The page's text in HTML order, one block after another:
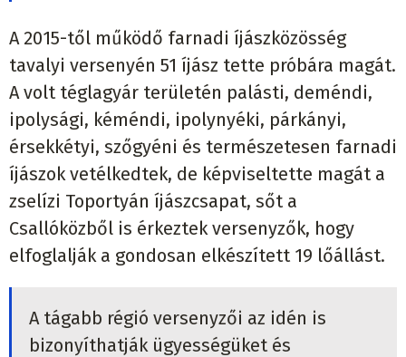
A 2015-től működő farnadi íjászközösség
tavalyi versenyén 51 íjász tette próbára magát.
A volt téglagyár területén palásti, deméndi,
ipolysági, kéméndi, ipolynyéki, párkányi,
érsekkétyi, szőgyéni és természetesen farnadi
íjászok vetélkedtek, de képviseltette magát a
zselízi Toportyán íjászcsapat, sőt a
Csallóközből is érkeztek versenyzők, hogy
elfoglalják a gondosan elkészített 19 lőállást.
A tágabb régió versenyzői az idén is
bizonyíthatják ügyességüket és